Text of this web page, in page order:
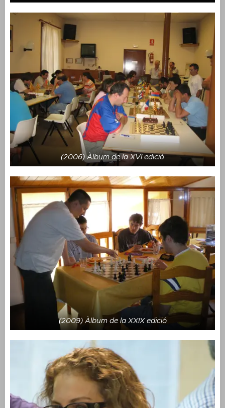
(2006) Àlbum de la XVI edició
(2009) Àlbum de la XXIX edició